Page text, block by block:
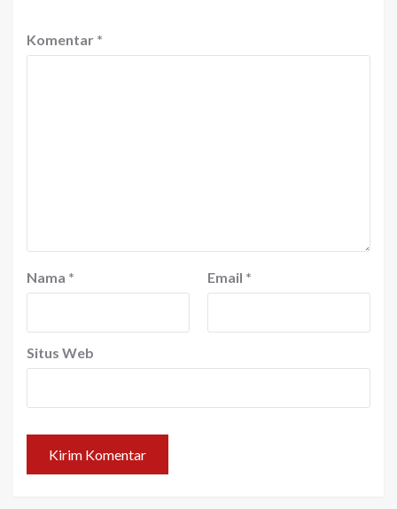
Komentar *
Nama * Email *
Situs Web